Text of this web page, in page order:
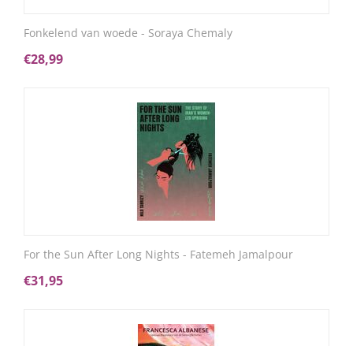
Fonkelend van woede - Soraya Chemaly
€28,99
For the Sun After Long Nights - Fatemeh Jamalpour
€31,95